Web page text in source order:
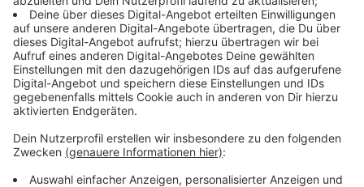
Deine E-Mail-Adresse
Altersverifikation
Teilnahme berechtigt bist.